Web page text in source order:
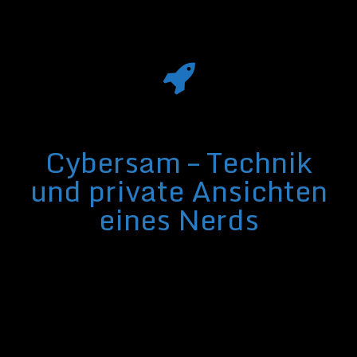
Cybersam – Technik
und private Ansichten
eines Nerds